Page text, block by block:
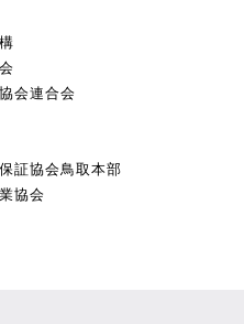
会連合会
証協会鳥取本部
協会